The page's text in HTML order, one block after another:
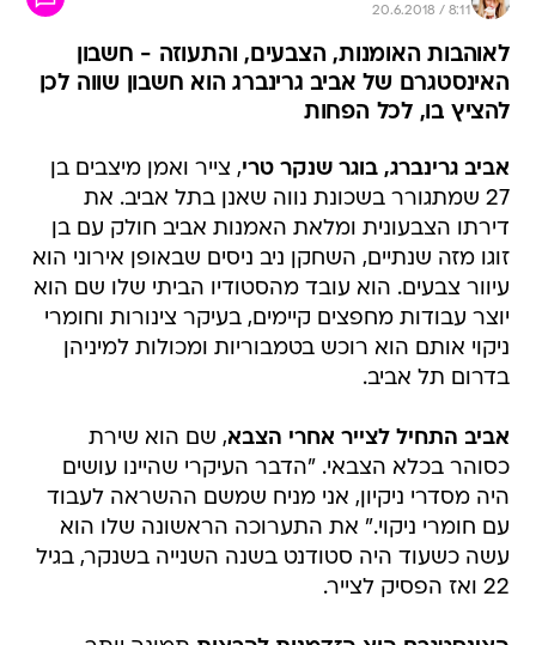
20.6.2018 / 8:11
לאוהבות האומנות, הצבעים, והתעוזה - חשבון
האינסטגרם של אביב גרינברג הוא חשבון שווה לכן
להציץ בו, לכל הפחות
אביב גרינברג, בוגר שנקר טרי, צייר ואמן מיצבים בן
27 שמתגורר בשכונת נווה שאנן בתל אביב. את
דירתו הצבעונית ומלאת האמנות אביב חולק עם בן
זוגו מזה שנתיים, השחקן ניב ניסים שבאופן אירוני הוא
עיוור צבעים. הוא עובד מהסטודיו הביתי שלו שם הוא
יוצר עבודות מחפצים קיימים, בעיקר צינורות וחומרי
ניקוי אותם הוא רוכש בטמבוריות ומכולות למיניהן
בדרום תל אביב.
אביב התחיל לצייר אחרי הצבא, שם הוא שירת
כסוהר בכלא הצבאי. "הדבר העיקרי שהיינו עושים
היה מסדרי ניקיון, אני מניח שמשם ההשראה לעבוד
עם חומרי ניקוי." את התערוכה הראשונה שלו הוא
עשה כשעוד היה סטודנט בשנה השנייה בשנקר, בגיל
22 ואז הפסיק לצייר.